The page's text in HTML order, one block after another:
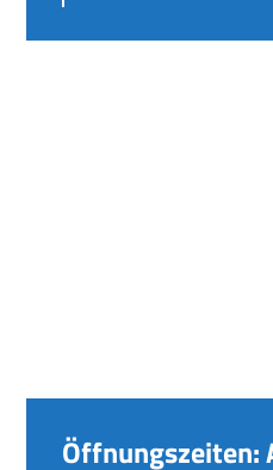
Öffnungszeiten: